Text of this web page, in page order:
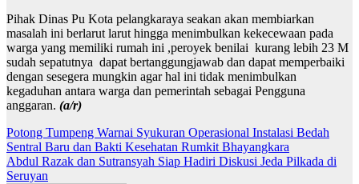
Pihak Dinas Pu Kota pelangkaraya seakan akan membiarkan
masalah ini berlarut larut hingga menimbulkan kekecewaan pada
warga yang memiliki rumah ini ,peroyek benilai kurang lebih 23 M
sudah sepatutnya dapat bertanggungjawab dan dapat memperbaiki
dengan sesegera mungkin agar hal ini tidak menimbulkan
kegaduhan antara warga dan pemerintah sebagai Pengguna
anggaran. (a/r)
Navigasi
pos
Potong Tumpeng Warnai Syukuran Operasional Instalasi Bedah
Sentral Baru dan Bakti Kesehatan Rumkit Bhayangkara
Abdul Razak dan Sutransyah Siap Hadiri Diskusi Jeda Pilkada di
Seruyan